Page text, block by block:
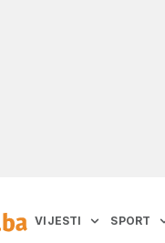
VIJESTI SPORT